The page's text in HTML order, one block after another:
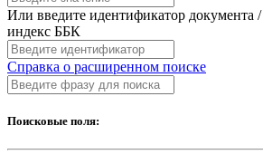
Или введите идентификатор документа
индекс ББК
Справка о расширенном поиске
Поисковые поля: